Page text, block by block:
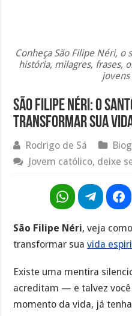
Conheça São Filipe Néri, o
história, milagres, frases,
São Filipe Néri: o
transformar sua
Rodrigo de Sá
Jovem católico, deixe
São Filipe Néri, veja
transformar suavida
Existe uma mentira
acreditam — e talvez
momento da vida, já